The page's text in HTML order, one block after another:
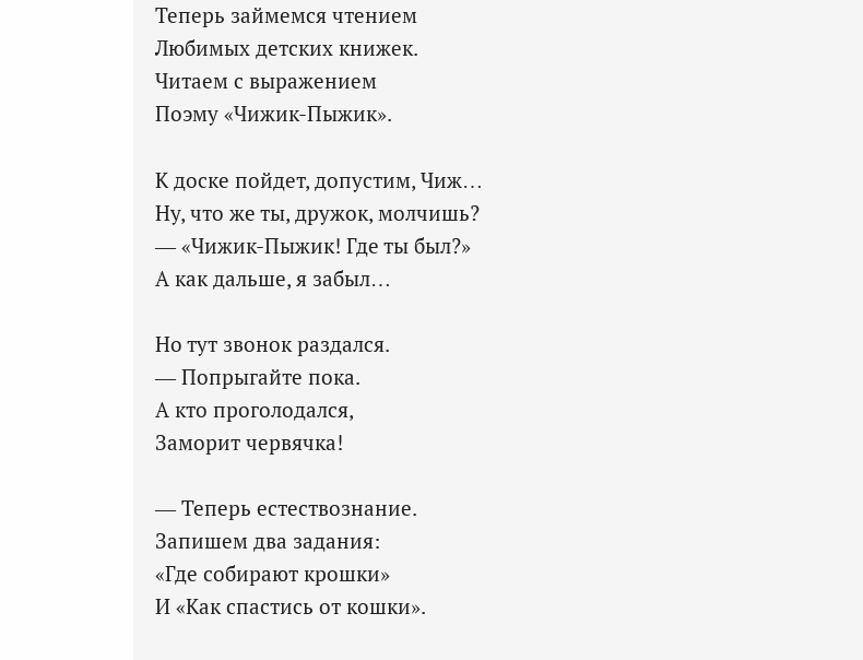
Теперь займемся чтением
Любимых детских книжек.
Читаем с выражением
Поэму «Чижик-Пыжик».
К доске пойдет, допустим, Чиж…
Ну, что же ты, дружок, молчишь?
— «Чижик-Пыжик! Где ты был?»
А как дальше, я забыл…
Но тут звонок раздался.
— Попрыгайте пока.
А кто проголодался,
Заморит червячка!
— Теперь естествознание.
Запишем два задания:
«Где собирают крошки»
И «Как спастись от кошки».